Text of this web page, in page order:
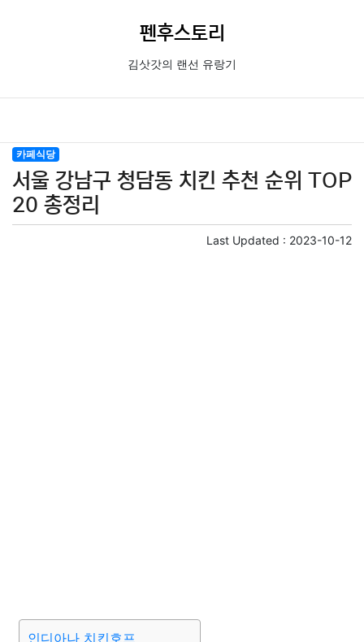
펜후스토리
김삿갓의 랜선 유랑기
카페식당
서울 강남구 청담동 치킨 추천 순위 TOP
20 총정리
Last Updated : 2023-10-12
인디아나 치킨호프